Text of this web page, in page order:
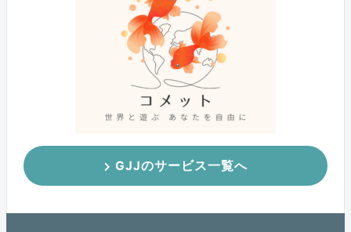
GJJのサービス一覧へ